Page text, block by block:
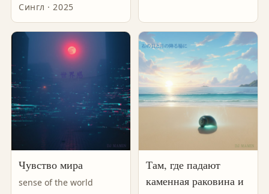
Сингл · 2025
Чувство мира
sense of the world
Там, где падают
каменная раковина и